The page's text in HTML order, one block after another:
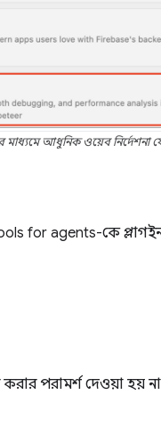
আধুনিক ওয়েব নির্দেশনা
for agents-কে
পরামর্শ দেওয়া হয়